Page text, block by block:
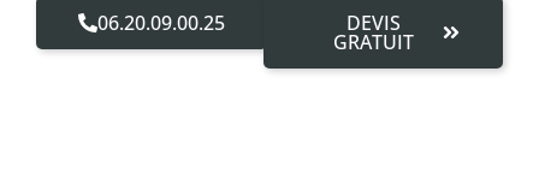
06.20.09.00.25 DEVIS
GRATUIT